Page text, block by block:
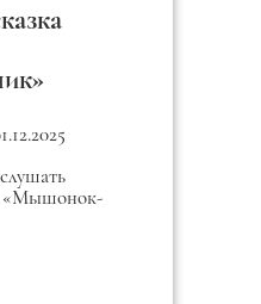
«Мышонок-